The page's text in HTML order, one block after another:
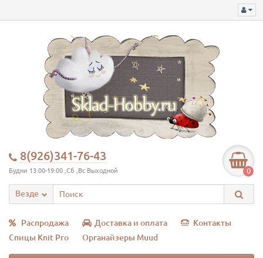
8(926)341-76-43
Будни 13:00-19:00 ,Сб ,Вс Выходной 0
Везде
Распродажа Доставка и оплата
Контакты
Спицы Knit Pro
Органайзеры Muud